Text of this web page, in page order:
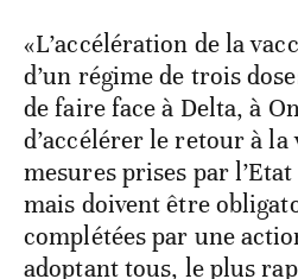
«L’accélération de la
d’un régime de trois
de faire face à Delta, à
d’accélérer le retour à
mesures prises par
mais doivent être
complétées par une
adoptant tous, le plus